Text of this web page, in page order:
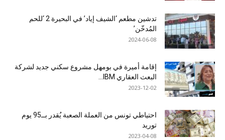
تدشين مطعم ‘الشيف إياد’ في البحيرة 2 ‘للحم
المُدخّن’
2024-06-08
إقامة أميرة في بومهل مشروع سكني جديد لشركة
البعث العقاري IBM...
2023-12-02
احتياطي تونس من العملة الصعبة يُقدر بــ95 يوم
توريد
2023-04-08